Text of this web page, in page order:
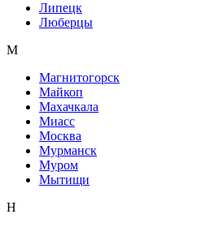
Липецк
Люберцы
М
Магнитогорск
Майкоп
Махачкала
Миасс
Москва
Мурманск
Муром
Мытищи
Н